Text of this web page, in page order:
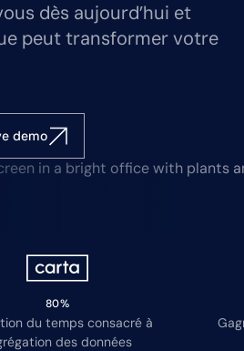
dès aujourd’hui et
peut transformer votre
demo
80%
du temps consacré à
des données